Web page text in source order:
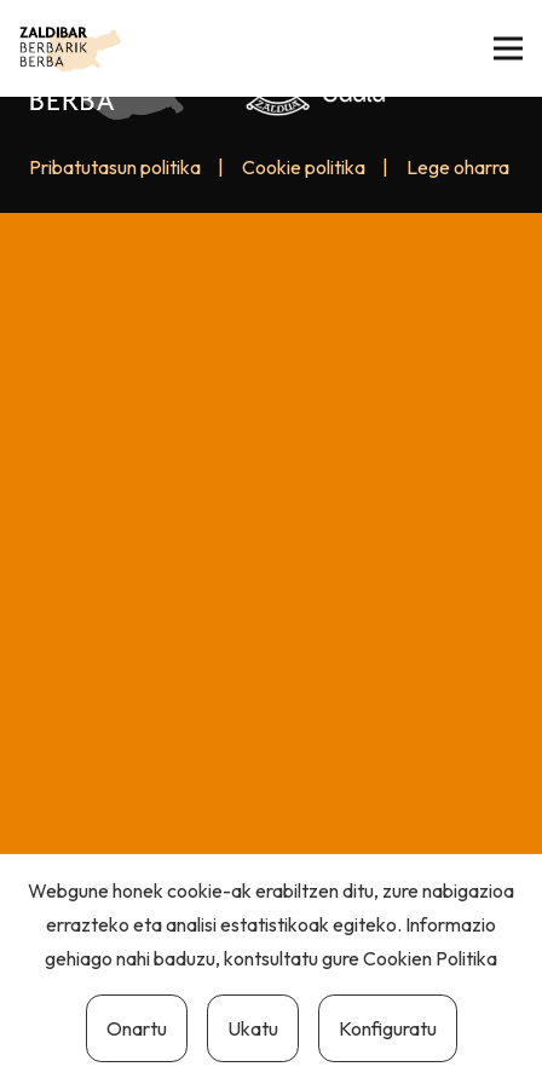
Pribatutasun politika Cookie politika Lege oharra
Webgune honek cookie-ak erabiltzen ditu, zure nabigazioa
errazteko eta analisi estatistikoak egiteko. Informazio
gehiago nahi baduzu, kontsultatu gureCookien Politika
Onartu Ukatu Konfiguratu